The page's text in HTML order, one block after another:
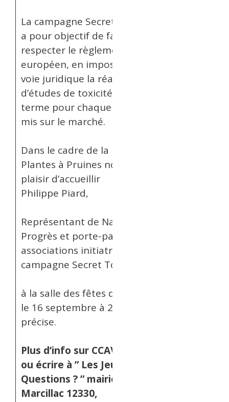
La campagne Secrets Toxiques
a pour objectif de faire
respecter le règlement
européen, en imposant par la
voie juridique la réalisation
d’études de toxicité à long
terme pour chaque pesticide
mis sur le marché.
Dans le cadre de la Fête des
Plantes à Pruines nous avons le
plaisir d’accueillir
Philippe Piard,
Représentant de Nature et
Progrès et porte-parole des
associations initiatrices de la
campagne Secret Toxiques
à la salle des fêtes de Pruines
le 16 septembre à 20h34
précise.
Plus d’info sur CCAVES.ORG,
ou écrire à ” Les Jeudis en
Questions ? ” mairie de
Marcillac 12330,